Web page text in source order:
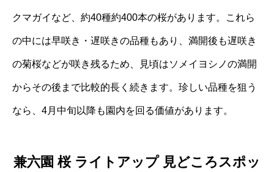
クマガイなど、約40種約400本の桜があります。これら
の中には早咲き・遅咲きの品種もあり、満開後も遅咲き
の菊桜などが咲き残るため、見頃はソメイヨシノの満開
からその後まで比較的長く続きます。珍しい品種を狙う
なら、4月中旬以降も園内を回る価値があります。
兼六園 桜 ライトアップ 見どころスポッ